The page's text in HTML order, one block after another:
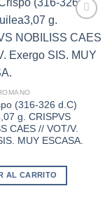
Añadir
(316-326 d.C)
g. CRISPVS
CAES // VOT/V.
MUY ESCASA.
AL CARRITO